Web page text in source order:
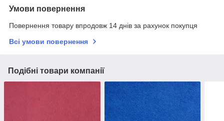
Умови повернення
Повернення товару впродовж 14 днів за рахунок покупця
Всі умови повернення
Подібні товари компанії